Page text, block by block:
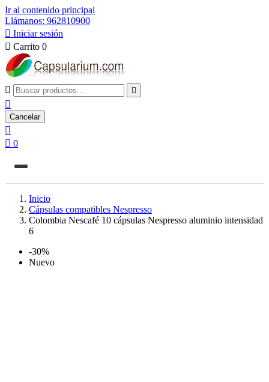
Ir al contenido principal
Llámanos: 962810900
 Iniciar sesión
 Carrito 0
 

Cancelar

 0
Inicio
Cápsulas compatibles Nespresso
Colombia Nescafé 10 cápsulas Nespresso aluminio intensidad
6
-30%
Nuevo